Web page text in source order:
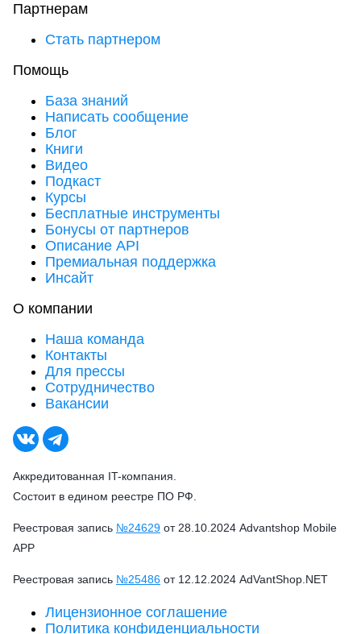
Партнерам
Стать партнером
Помощь
База знаний
Написать сообщение
Блог
Книги
Видео
Подкаст
Курсы
Бесплатные инструменты
Бонусы от партнеров
Описание API
Премиальная поддержка
Инсайт
О компании
Наша команда
Контакты
Для прессы
Сотрудничество
Вакансии
Аккредитованная IT-компания.
Состоит в едином реестре ПО РФ.
Реестровая запись №24629 от 28.10.2024 Advantshop Mobile
APP
Реестровая запись №25486 от 12.12.2024 AdVantShop.NET
Лицензионное соглашение
Политика конфиденциальности